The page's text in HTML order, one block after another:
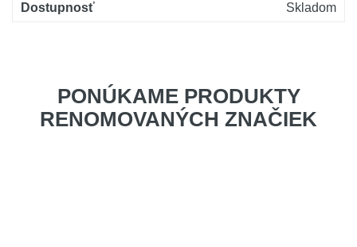
Dostupnosť
Skladom
PONÚKAME PRODUKTY
RENOMOVANÝCH ZNAČIEK